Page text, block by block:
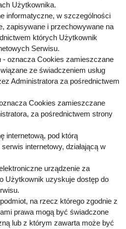
Użytkownika.
informatyczne, w szczególności
zapisywane i przechowywane na
których Użytkownik
Serwisu.
- oznacza Cookies zamieszczane
ze świadczeniem usług
Administratora za pośrednictwem
Cookies zamieszczane
za pośrednictwem strony
internetową, pod którą
internetowy, działającą w
urządzenie za
Użytkownik uzyskuje dostęp do
na rzecz którego zgodnie z
prawa mogą być świadczone
lub z którym zawarta może być